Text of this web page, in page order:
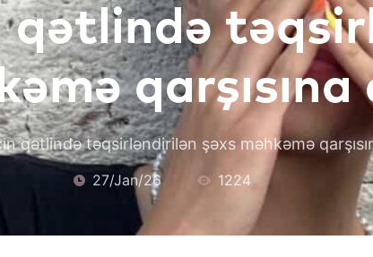
qətlində
qarşısına
qətlində təqsirləndirilən şəxs məhkəmə
27/Jan/26 1224